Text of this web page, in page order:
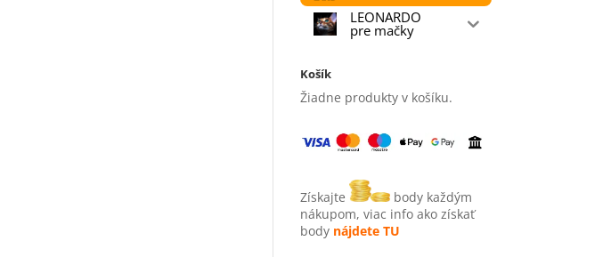
LEONARDO
pre mačky
Košík
Žiadne produkty v košíku.
Získajte
body každým
nákupom, viac info ako získať
body nájdete TU